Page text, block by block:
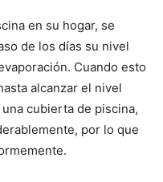
en su hogar, se
de los días su nivel
Cuando esto
alcanzar el nivel
cubierta de piscina,
por lo que